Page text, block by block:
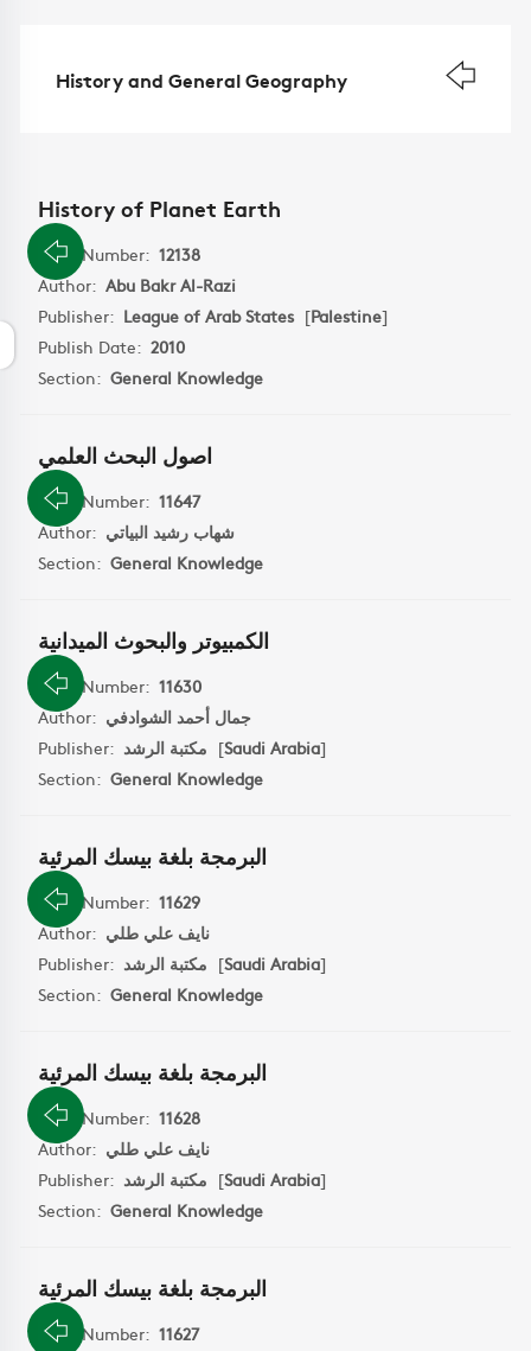
History and General Geography
History of Planet Earth
Book Number: 12138
Author: Abu Bakr Al-Razi
Publisher: League of Arab States[Palestine]
Publish Date: 2010
Section: General Knowledge
اصول البحث العلمي
Book Number: 11647
Author: شهاب رشيد البياتي
Section: General Knowledge
الكمبيوتر والبحوث الميدانية
Book Number: 11630
Author: جمال أحمد الشوادفي
Publisher: مكتبة الرشد [Saudi Arabia]
Section: General Knowledge
البرمجة بلغة بيسك المرئية
Book Number: 11629
Author: نايف علي طلي
Publisher: مكتبة الرشد [Saudi Arabia]
Section: General Knowledge
البرمجة بلغة بيسك المرئية
Book Number: 11628
Author: نايف علي طلي
Publisher: مكتبة الرشد [Saudi Arabia]
Section: General Knowledge
البرمجة بلغة بيسك المرئية
Book Number: 11627